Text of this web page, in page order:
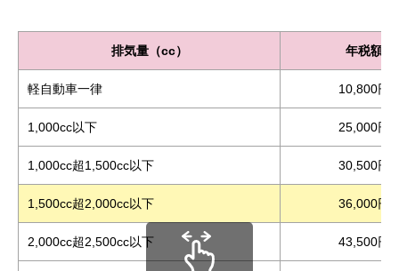
排気量（cc） 年税額
軽自動車一律 10,800円
1,000cc以下 25,000円
1,000cc超1,500cc以下 30,500円
1,500cc超2,000cc以下 36,000円
2,000cc超2,500cc以下 43,500円